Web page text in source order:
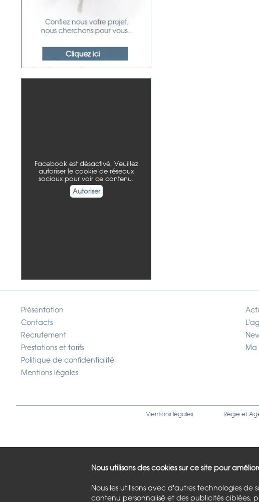
Facebook est désactivé. Veuillez
autoriser le cookie de réseaux
sociaux pour voir ce contenu.
Autoriser
Présentation
Contacts
Recrutement
Prestations et tarifs
Politique de confidentialité
Mentions légales
Ma
Mentions légales Régie et
Nous utilisons des cookies sur ce site pour
Nous les utilisons avec d'autres technologies
contenu personnalisé et des publicités ciblées,